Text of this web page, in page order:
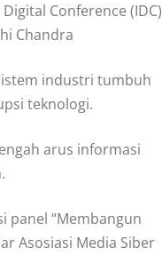
Conference (IDC)
Chandra
industri tumbuh
teknologi.
arus informasi
panel “Membangun
Asosiasi Media Siber